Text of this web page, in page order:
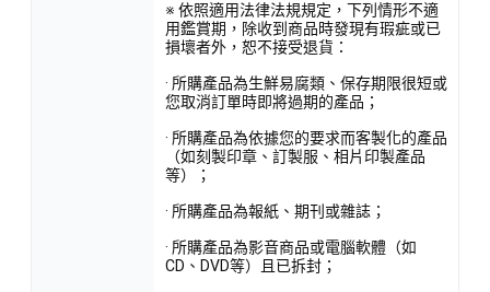
※ 依照適用法律法規規定，下列情形不適
用鑑賞期，除收到商品時發現有瑕疵或已
損壞者外，恕不接受退貨：
· 所購產品為生鮮易腐類、保存期限很短或
您取消訂單時即將過期的產品；
· 所購產品為依據您的要求而客製化的產品
（如刻製印章、訂製服、相片印製產品
等）；
· 所購產品為報紙、期刊或雜誌；
· 所購產品為影音商品或電腦軟體（如
CD、DVD等）且已拆封；